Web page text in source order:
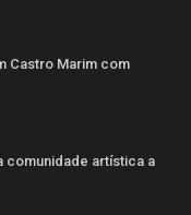
Castro Marim com
comunidade artística a